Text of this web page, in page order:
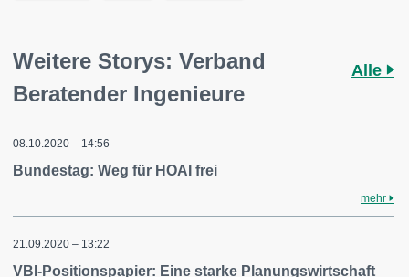
Weitere Storys: Verband
Beratender Ingenieure
Alle
08.10.2020 – 14:56
Bundestag: Weg für HOAI frei
mehr
21.09.2020 – 13:22
VBI-Positionspapier: Eine starke Planungswirtschaft